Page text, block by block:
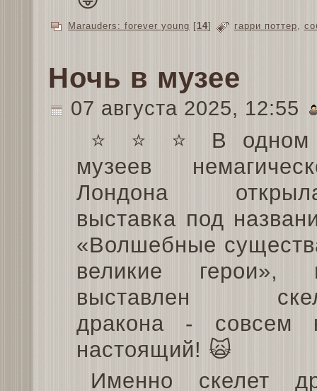
Marauders: forever young [14] гарри поттер,
Ночь в музее
07 августа 2025, 12:55
⭐️ ⭐️ ⭐️ В одном
музеев
Лондона
выставка под
«Волшебные
великие герои»,
выставлен
дракона - совсем
настоящий! 🙀
Именно скелет